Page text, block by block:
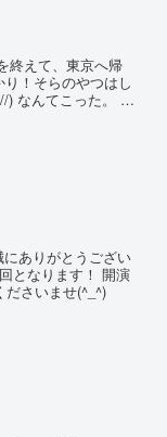
終えて、東京へ帰
！そらのやつはし
なんてこった。 寝
ありがとうござい
となります！ 開演
さいませ(^_^)